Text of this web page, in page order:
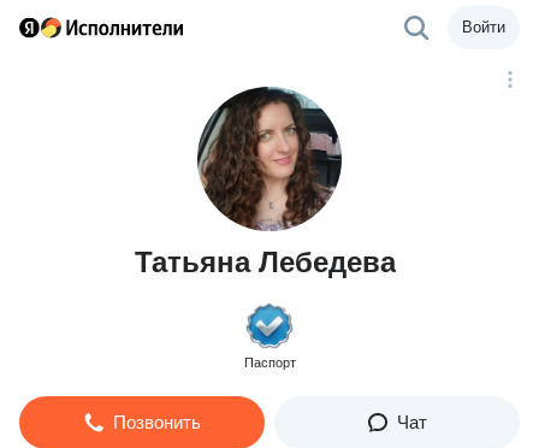
Войти
Татьяна Лебедева
Паспорт
Позвонить Чат